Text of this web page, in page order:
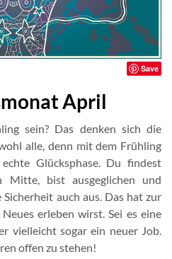
Save
April
sein? Das denken sich die
alle, denn mit dem Frühling
Glücksphase. Du findest
Mitte, bist ausgeglichen und
auch aus. Das hat zur
erleben wirst. Sei es eine
vielleicht sogar ein neuer Job.
offen zu stehen!